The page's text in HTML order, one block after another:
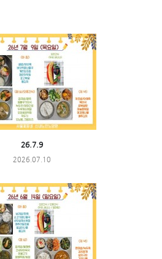
26.7.9
2026.07.10